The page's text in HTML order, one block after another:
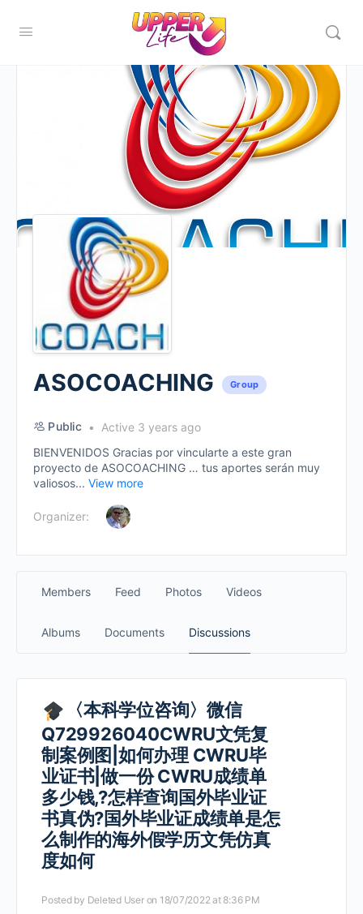
ASOCOACHING Group
Public
Active 3 years ago
BIENVENIDOS Gracias por vincularte a este gran
proyecto de ASOCOACHING … tus aportes serán muy
valiosos... View more
Organizer:
Members Feed Photos Videos
Albums Documents Discussions
〈本科学位咨询〉微信
Q729926040CWRU文凭复
制案例图|如何办理 CWRU毕
业证书|做一份 CWRU成绩单
多少钱,?怎样查询国外毕业证
书真伪?国外毕业证成绩单是怎
么制作的海外假学历文凭仿真
度如何
Posted by Deleted User on 18/07/2022 at 8:36 PM